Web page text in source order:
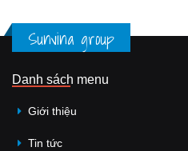
Sunvina group
Danh sách menu
Giới thiệu
Tin tức